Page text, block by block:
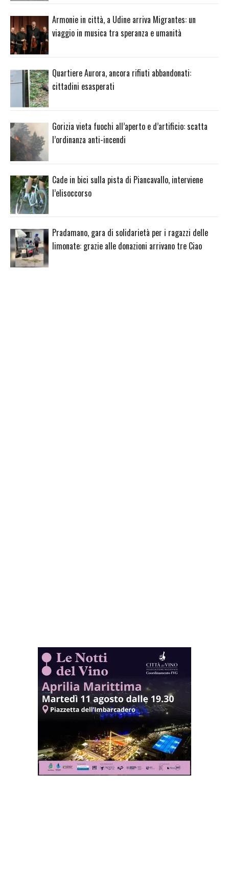
Armonie in città, a Udine arriva Migrantes: un
viaggio in musica tra speranza e umanità
Quartiere Aurora, ancora rifiuti abbandonati:
cittadini esasperati
Gorizia vieta fuochi all’aperto e d’artificio: scatta
l’ordinanza anti-incendi
Cade in bici sulla pista di Piancavallo, interviene
l’elisoccorso
Pradamano, gara di solidarietà per i ragazzi delle
limonate: grazie alle donazioni arrivano tre Ciao